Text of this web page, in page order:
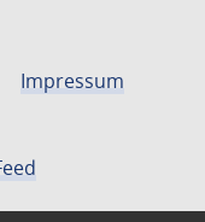
Impressum